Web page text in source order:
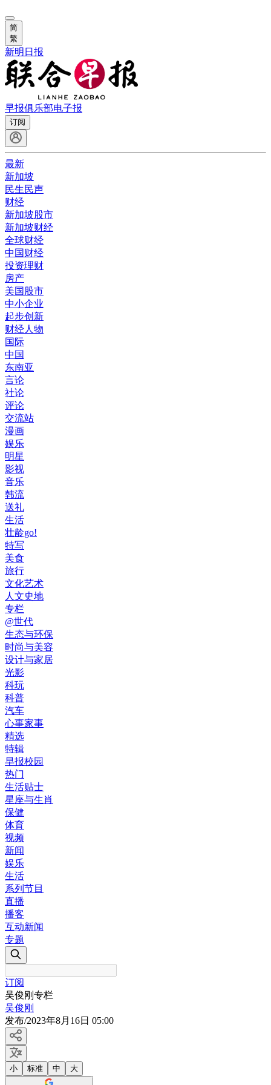
简
繁
新明日报
早报俱乐部电子报
订阅
最新
新加坡
民生民声
财经
新加坡股市
新加坡财经
全球财经
中国财经
投资理财
房产
美国股市
中小企业
起步创新
财经人物
国际
中国
东南亚
言论
社论
评论
交流站
漫画
娱乐
明星
影视
音乐
韩流
送礼
生活
壮龄go!
特写
美食
旅行
文化艺术
人文史地
专栏
@世代
生态与环保
时尚与美容
设计与家居
光影
科玩
科普
汽车
心事家事
精选
特辑
早报校园
热门
生活贴士
星座与生肖
保健
体育
视频
新闻
娱乐
生活
系列节目
直播
播客
互动新闻
专题
订阅
吴俊刚专栏
吴俊刚
发布/2023年8月16日 05:00
小 标准 中 大